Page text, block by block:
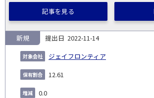
記事を見る
2022-11-14
ジェイフロンティア
新規
12.61
0.0